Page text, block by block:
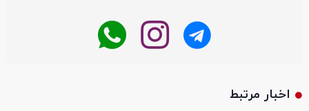
اخبار مرتبط